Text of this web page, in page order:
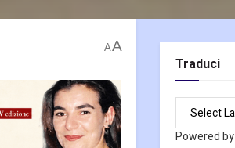
AA
Traduci
Powered by